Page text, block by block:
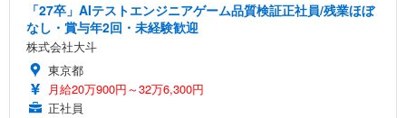
「27卒」AIテストエンジニアゲーム品質検証正社員/残業ほぼ
なし・賞与年2回・未経験歓迎
株式会社大斗
東京都
月給20万900円～32万6,300円
正社員